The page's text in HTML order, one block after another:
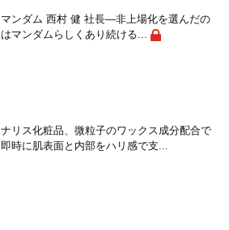
マンダム 西村 健 社長―非上場化を選んだの
はマンダムらしくあり続ける...
ナリス化粧品、微粒子のワックス成分配合で
即時に肌表面と内部をハリ感で支...